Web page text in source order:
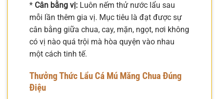
* Cân bằng vị: Luôn nếm thử nước lẩu sau
mỗi lần thêm gia vị. Mục tiêu là đạt được sự
cân bằng giữa chua, cay, mặn, ngọt, nơi không
có vị nào quá trội mà hòa quyện vào nhau
một cách tinh tế.
Thưởng Thức Lẩu Cá Mú Măng Chua Đúng
Điệu